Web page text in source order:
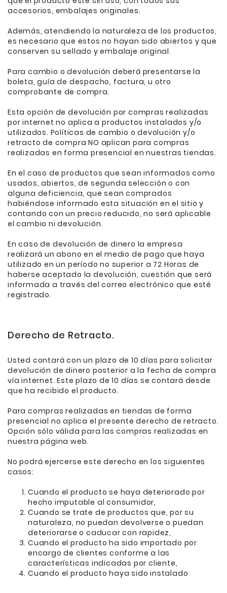
accesorios, embalajes originales.
Además, atendiendo la naturaleza de los productos,
es necesario que estos no hayan sido abiertos y que
conserven su sellado y embalaje original.
Para cambio o devolución deberá presentarse la
boleta, guía de despacho, factura, u otro
comprobante de compra.
Esta opción de devolución por compras realizadas
por internet no aplica a productos instalados y/o
utilizados. Políticas de cambio o devolución y/o
retracto de compra NO aplican para compras
realizadas en forma presencial en nuestras tiendas.
En el caso de productos que sean informados como
usados, abiertos, de segunda selección o con
alguna deficiencia, que sean comprados
habiéndose informado esta situación en el sitio y
contando con un precio reducido, no será aplicable
el cambio ni devolución.
En caso de devolución de dinero la empresa
realizará un abono en el medio de pago que haya
utilizado en un período no superior a 72 Horas de
haberse aceptado la devolución, cuestión que será
informada a través del correo electrónico que esté
registrado.
Derecho de Retracto.
Usted contará con un plazo de 10 días para solicitar
devolución de dinero posterior a la fecha de compra
vía internet. Este plazo de 10 días se contará desde
que ha recibido el producto.
Para compras realizadas en tiendas de forma
presencial no aplica el presente derecho de retracto.
Opción sólo válida para las compras realizadas en
nuestra página web.
No podrá ejercerse este derecho en los siguientes
casos:
Cuando el producto se haya deteriorado por
hecho imputable al consumidor,
Cuando se trate de productos que, por su
naturaleza, no puedan devolverse o puedan
deteriorarse o caducar con rapidez,
Cuando el producto ha sido importado por
encargo de clientes conforme a las
características indicadas por cliente,
Cuando el producto haya sido instalado